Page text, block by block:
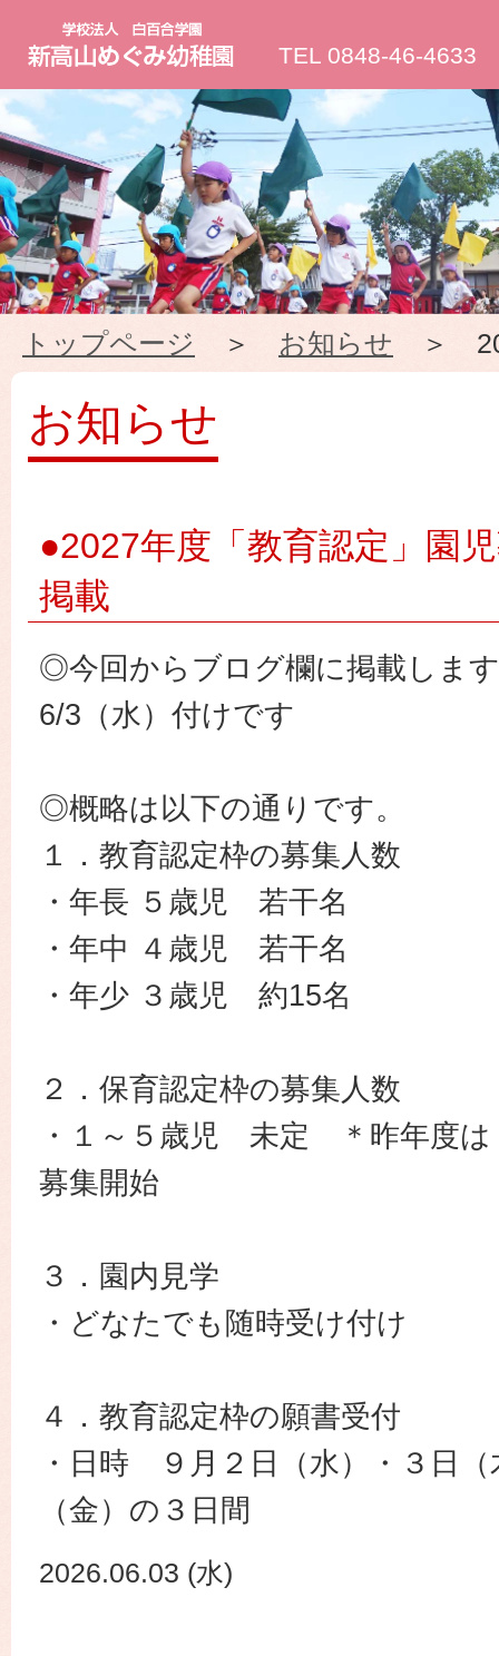
新
高
山
め
ぐ
み
園
TEL 0848-46-4633
トップページ ＞ お知らせ ＞
お知らせ
●2027年度「教育認定」園
掲載
◎今回からブログ欄に掲載しま
6/3（水）付けです
◎概略は以下の通りです。
１．教育認定枠の募集人数
・年長 ５歳児 若干名
・年中 ４歳児 若干名
・年少 ３歳児 約15名
２．保育認定枠の募集人数
・１～５歳児 未定 ＊昨年度は
募集開始
３．園内見学
・どなたでも随時受け付け
４．教育認定枠の願書受付
・日時 ９月２日（水）・３日（
（金）の３日間
2026.06.03 (水)